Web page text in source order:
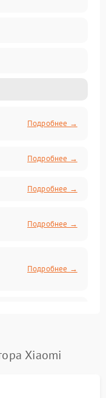
Подробнее →
Подробнее →
Подробнее →
Подробнее →
Подробнее →
Подробнее →
Xiaomi